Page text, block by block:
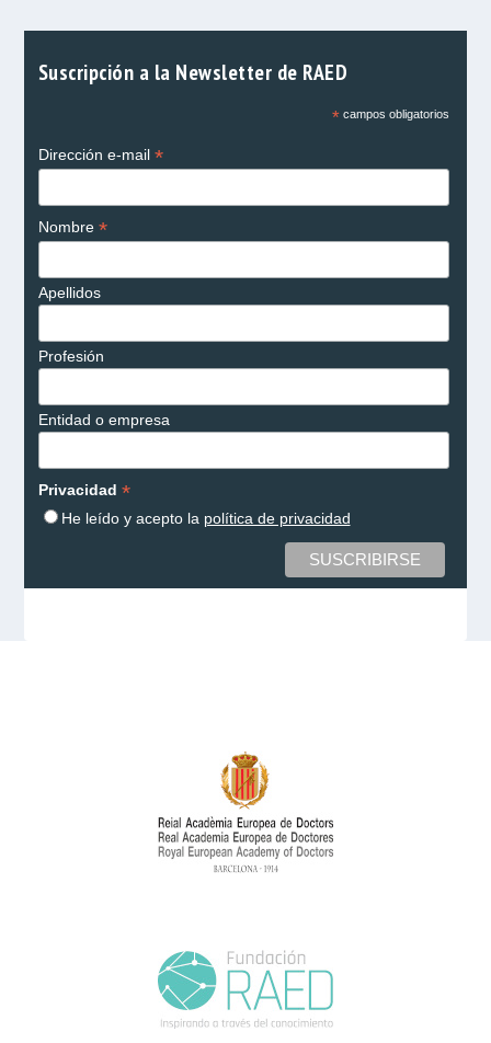
Suscripción a la Newsletter de RAED
*campos obligatorios
Dirección e-mail *
Nombre *
Apellidos
Profesión
Entidad o empresa
Privacidad *
He leído y acepto la política de privacidad